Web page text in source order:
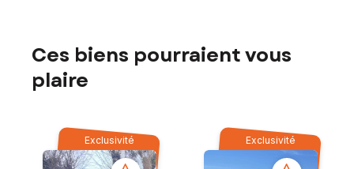
Ces biens pourraient vous
plaire
Exclusivité Exclusivité